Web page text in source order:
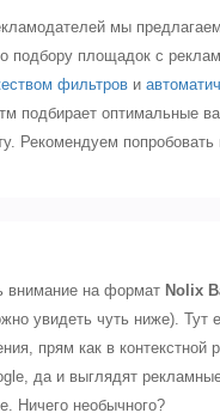
мы
подбору площадок с
фильтров и
подбирает оптимальные
Рекомендуем попробовать
внимание на формат Nolix
увидеть чуть ниже). Тут
прям как в контекстной
да и выглядят
Ничего необычного?